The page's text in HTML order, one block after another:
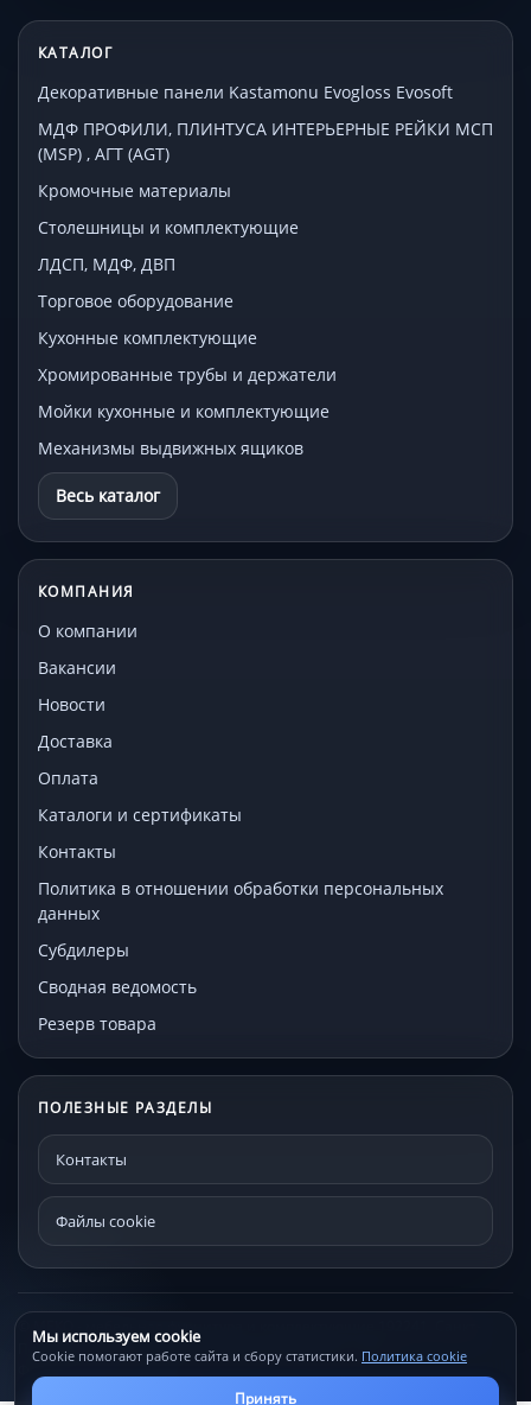
Мы используем cookie
Cookie помогают работе сайта и сбору статистики. Политика cookie
Принять
КАТАЛОГ
Декоративные панели Kastamonu Evogloss Evosoft
МДФ ПРОФИЛИ, ПЛИНТУСА ИНТЕРЬЕРНЫЕ РЕЙКИ МСП
(MSP) , АГТ (AGT)
Кромочные материалы
Столешницы и комплектующие
ЛДСП, МДФ, ДВП
Торговое оборудование
Кухонные комплектующие
Хромированные трубы и держатели
Мойки кухонные и комплектующие
Механизмы выдвижных ящиков
Весь каталог
КОМПАНИЯ
О компании
Вакансии
Новости
Доставка
Оплата
Каталоги и сертификаты
Контакты
Политика в отношении обработки персональных
данных
Субдилеры
Сводная ведомость
Резерв товара
ПОЛЕЗНЫЕ РАЗДЕЛЫ
Контакты
Файлы cookie
© МЕКО - мебельная фурнитура и комплектующие 192241, Санкт-
Петербург, Проспект Александровской фермы, д. 29С
Контакты